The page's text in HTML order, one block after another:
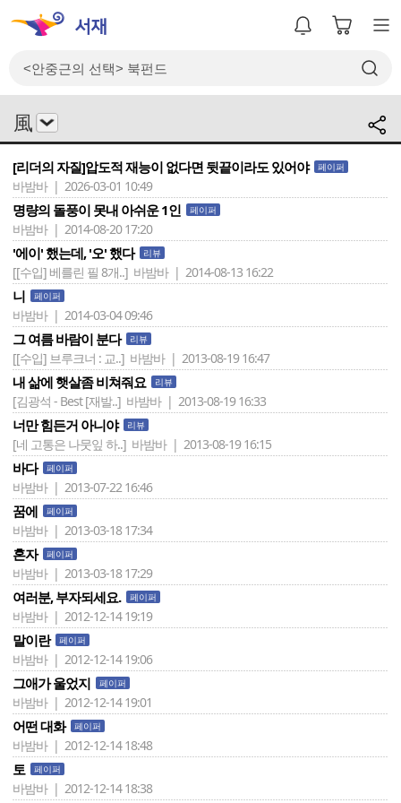
風
[리더의 자질]압도적 재능이 없다면 뒷끝이라도 있어야 페이퍼
바밤바 | 2026-03-01 10:49
명량의 돌풍이 못내 아쉬운 1인 페이퍼
바밤바 | 2014-08-20 17:20
'에이' 했는데, '오' 했다 리뷰
[[수입] 베를린 필 8개..] 바밤바 | 2014-08-13 16:22
니 페이퍼
바밤바 | 2014-03-04 09:46
그 여름 바람이 분다 리뷰
[[수입] 브루크너 : 교..] 바밤바 | 2013-08-19 16:47
내 삶에 햇살좀 비쳐줘요 리뷰
[김광석 - Best [재발..] 바밤바 | 2013-08-19 16:33
너만 힘든거 아니야 리뷰
[네 고통은 나뭇잎 하..] 바밤바 | 2013-08-19 16:15
바다 페이퍼
바밤바 | 2013-07-22 16:46
꿈에 페이퍼
바밤바 | 2013-03-18 17:34
혼자 페이퍼
바밤바 | 2013-03-18 17:29
여러분, 부자되세요. 페이퍼
바밤바 | 2012-12-14 19:19
말이란 페이퍼
바밤바 | 2012-12-14 19:06
그애가 울었지 페이퍼
바밤바 | 2012-12-14 19:01
어떤 대화 페이퍼
바밤바 | 2012-12-14 18:48
토 페이퍼
바밤바 | 2012-12-14 18:38